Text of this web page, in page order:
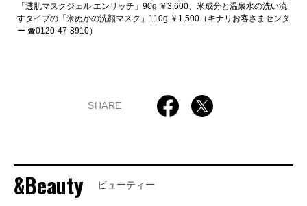
「透肌マスクジェル エンリッチ」90g ￥3,600、米成分と温泉水の洗い流
すタイプの「米ぬかの洗顔マスク」110g ￥1,500（キナリお客さまセンタ
ー ☎︎0120-47-8910）
SHARE
&Beauty ビューティー